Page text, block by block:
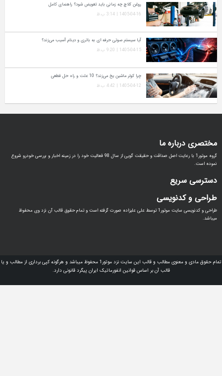
روغن کلاچ چه زمانی باید تعویض شود؟ راهنمای کامل
1405-04-16 | 3:14 ب.ظ
آیا سیستم صوتی حرفه‌ ای به باتری و دینام آسیب می‌زند؟
1405-04-15 | 9:20 ب.ظ
چرا کولر ماشین یخ می‌زند؟ 10 علت و راه‌ حل قطعی
1405-04-12 | 4:42 ب.ظ
گروه موتور1 با رعایت اصل صداقت و حقیقت گویی از سال 98 فعالیت خود را در زمینه اخبار و بررسی خودرو شروع
و کدنویسی سایت موتور1 توسط علی علیزاده صورت گرفته است و تمام حقوق قالب آن نزد وی محفوظ
تمام حقوق مادی و معنوی مطالب و قالب این سایت نزد موتور1 محفوظ میباشد و هرگونه کپی برداری از مطالب و یا
اساس قوانین انفورماتیک ایران پیگرد قانونی دارد.